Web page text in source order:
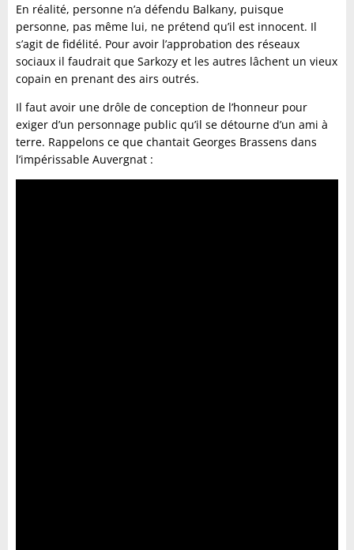
En réalité, personne n’a défendu Balkany, puisque
personne, pas même lui, ne prétend qu’il est innocent. Il
s’agit de fidélité. Pour avoir l’approbation des réseaux
sociaux il faudrait que Sarkozy et les autres lâchent un vieux
copain en prenant des airs outrés.
Il faut avoir une drôle de conception de l’honneur pour
exiger d’un personnage public qu’il se détourne d’un ami à
terre. Rappelons ce que chantait Georges Brassens dans
l’impérissable Auvergnat :